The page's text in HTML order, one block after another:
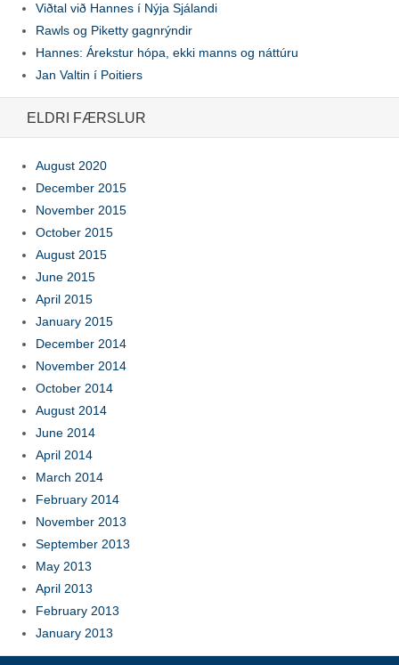
Viðtal við Hannes í Nýja Sjálandi
Rawls og Piketty gagnrýndir
Hannes: Árekstur hópa, ekki manns og náttúru
Jan Valtin í Poitiers
ELDRI FÆRSLUR
August 2020
December 2015
November 2015
October 2015
August 2015
June 2015
April 2015
January 2015
December 2014
November 2014
October 2014
August 2014
June 2014
April 2014
March 2014
February 2014
November 2013
September 2013
May 2013
April 2013
February 2013
January 2013